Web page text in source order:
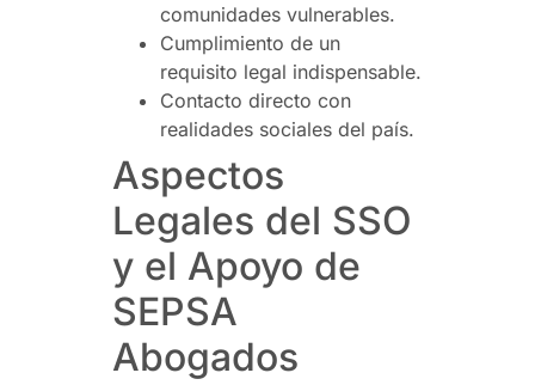
comunidades vulnerables.
Cumplimiento de un
requisito legal indispensable.
Contacto directo con
realidades sociales del país.
Aspectos
Legales del SSO
y el Apoyo de
SEPSA
Abogados